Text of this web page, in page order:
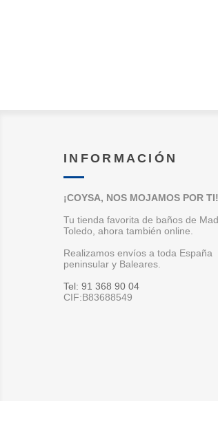
INFORMACIÓN
¡COYSA, NOS MOJAMOS POR TI!
Tu tienda favorita de baños de
Toledo, ahora también online.
Realizamos envíos a toda España
peninsular y Baleares.
Tel: 91 368 90 04
CIF:B83688549